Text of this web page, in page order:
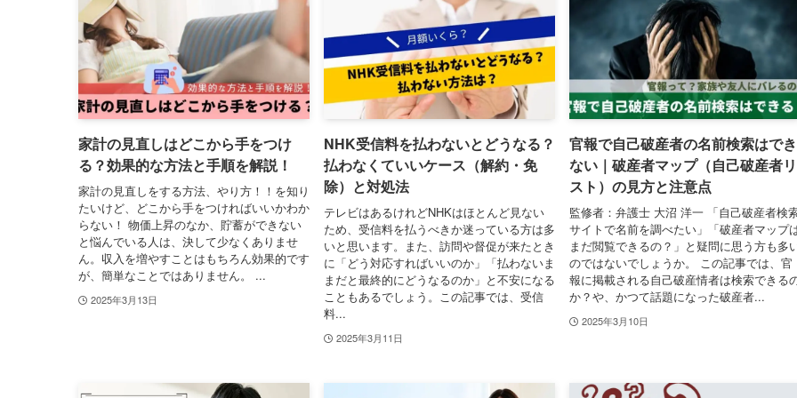
家計の見直しはどこから手をつけ
る？効果的な方法と手順を解説！
家計の見直しをする方法、やり方！！を知り
たいけど、どこから手をつければいいかわか
らない！ 物価上昇のなか、貯蓄ができない
と悩んでいる人は、決して少なくありませ
ん。収入を増やすことはもちろん効果的です
が、簡単なことではありません。 ...
2025年3月13日
NHK受信料を払わないとどうなる？
払わなくていいケース（解約・免
除）と対処法
テレビはあるけれどNHKはほとんど見ない
ため、受信料を払うべきか迷っている方は多
いと思います。また、訪問や督促が来たとき
に「どう対応すればいいのか」「払わないま
まだと最終的にどうなるのか」と不安になる
こともあるでしょう。この記事では、受信
料...
2025年3月11日
官報で自己破産者の名前検索はでき
ない｜破産者マップ（自己破産者リ
スト）の見方と注意点
監修者：弁護士 大沼 洋一 「自己破産者検
サイトで名前を調べたい」「破産者マップ
まだ閲覧できるの？」と疑問に思う方も多
のではないでしょうか。 この記事では、官
報に掲載される自己破産情者は検索できる
か？や、かつて話題になった破産者...
2025年3月10日